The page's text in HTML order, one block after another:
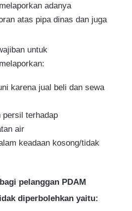
adanya
atas pipa dinas dan juga
untuk
karena jual beli dan sewa
persil terhadap
air
keadaan kosong/tidak
pelanggan PDAM
diperbolehkan yaitu: